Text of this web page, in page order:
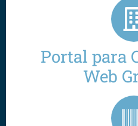
Portal para
Web